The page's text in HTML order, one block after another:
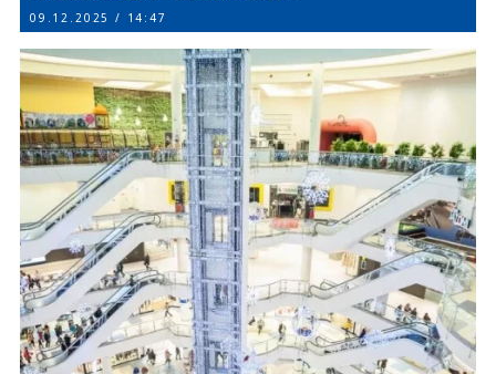
09.12.2025 / 14:47